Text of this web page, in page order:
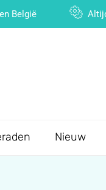
België
Nieuw